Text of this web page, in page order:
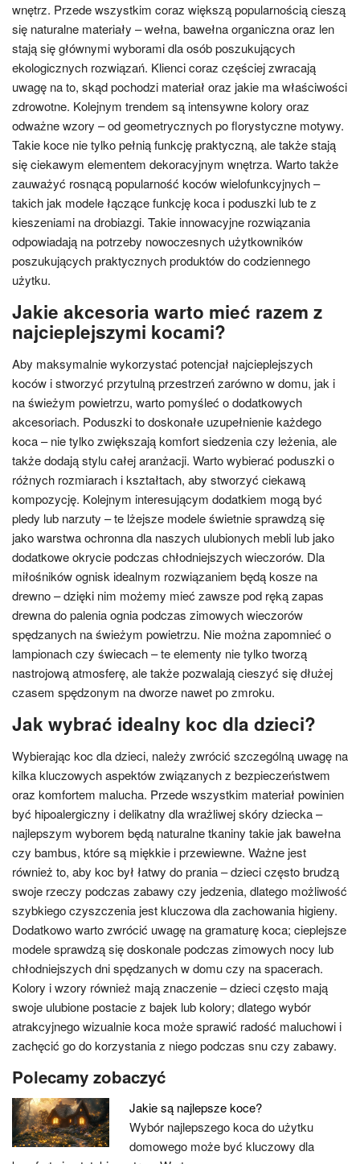
wnętrz. Przede wszystkim coraz większą popularnością cieszą
się naturalne materiały – wełna, bawełna organiczna oraz len
stają się głównymi wyborami dla osób poszukujących
ekologicznych rozwiązań. Klienci coraz częściej zwracają
uwagę na to, skąd pochodzi materiał oraz jakie ma właściwości
zdrowotne. Kolejnym trendem są intensywne kolory oraz
odważne wzory – od geometrycznych po florystyczne motywy.
Takie koce nie tylko pełnią funkcję praktyczną, ale także stają
się ciekawym elementem dekoracyjnym wnętrza. Warto także
zauważyć rosnącą popularność koców wielofunkcyjnych –
takich jak modele łączące funkcję koca i poduszki lub te z
kieszeniami na drobiazgi. Takie innowacyjne rozwiązania
odpowiadają na potrzeby nowoczesnych użytkowników
poszukujących praktycznych produktów do codziennego
użytku.
Jakie akcesoria warto mieć razem z
najcieplejszymi kocami?
Aby maksymalnie wykorzystać potencjał najcieplejszych
koców i stworzyć przytulną przestrzeń zarówno w domu, jak i
na świeżym powietrzu, warto pomyśleć o dodatkowych
akcesoriach. Poduszki to doskonałe uzupełnienie każdego
koca – nie tylko zwiększają komfort siedzenia czy leżenia, ale
także dodają stylu całej aranżacji. Warto wybierać poduszki o
różnych rozmiarach i kształtach, aby stworzyć ciekawą
kompozycję. Kolejnym interesującym dodatkiem mogą być
pledy lub narzuty – te lżejsze modele świetnie sprawdzą się
jako warstwa ochronna dla naszych ulubionych mebli lub jako
dodatkowe okrycie podczas chłodniejszych wieczorów. Dla
miłośników ognisk idealnym rozwiązaniem będą kosze na
drewno – dzięki nim możemy mieć zawsze pod ręką zapas
drewna do palenia ognia podczas zimowych wieczorów
spędzanych na świeżym powietrzu. Nie można zapomnieć o
lampionach czy świecach – te elementy nie tylko tworzą
nastrojową atmosferę, ale także pozwalają cieszyć się dłużej
czasem spędzonym na dworze nawet po zmroku.
Jak wybrać idealny koc dla dzieci?
Wybierając koc dla dzieci, należy zwrócić szczególną uwagę na
kilka kluczowych aspektów związanych z bezpieczeństwem
oraz komfortem malucha. Przede wszystkim materiał powinien
być hipoalergiczny i delikatny dla wrażliwej skóry dziecka –
najlepszym wyborem będą naturalne tkaniny takie jak bawełna
czy bambus, które są miękkie i przewiewne. Ważne jest
również to, aby koc był łatwy do prania – dzieci często brudzą
swoje rzeczy podczas zabawy czy jedzenia, dlatego możliwość
szybkiego czyszczenia jest kluczowa dla zachowania higieny.
Dodatkowo warto zwrócić uwagę na gramaturę koca; cieplejsze
modele sprawdzą się doskonale podczas zimowych nocy lub
chłodniejszych dni spędzanych w domu czy na spacerach.
Kolory i wzory również mają znaczenie – dzieci często mają
swoje ulubione postacie z bajek lub kolory; dlatego wybór
atrakcyjnego wizualnie koca może sprawić radość maluchowi i
zachęcić go do korzystania z niego podczas snu czy zabawy.
Polecamy zobaczyć
Jakie są najlepsze koce?
Wybór najlepszego koca do użytku
domowego może być kluczowy dla